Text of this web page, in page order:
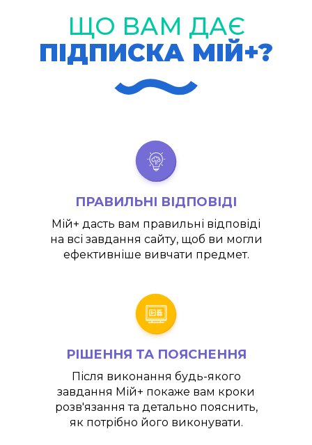
ЩО ВАМ ДАЄ
ПІДПИСКА МІЙ+?
ПРАВИЛЬНІ ВІДПОВІДІ
Мій+ дасть вам правильні відповіді
на всі завдання сайту, щоб ви могли
ефективніше вивчати предмет.
РІШЕННЯ ТА ПОЯСНЕННЯ
Після виконання будь-якого
завдання Мій+ покаже вам кроки
розв'язання та детально пояснить,
як потрібно його виконувати.